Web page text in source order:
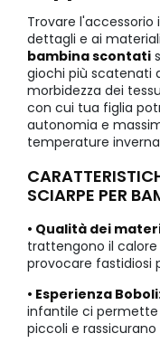
Trovare
dettagli e ai
bambina scontati
giochi più scatenati
morbidezza dei
con cui tua figlia
autonomia e
temperature
SCIARPE PER
• Qualità dei
trattengono il
provocare fastidiosi
• Esperienza
infantile ci permette
piccoli e rassicurano